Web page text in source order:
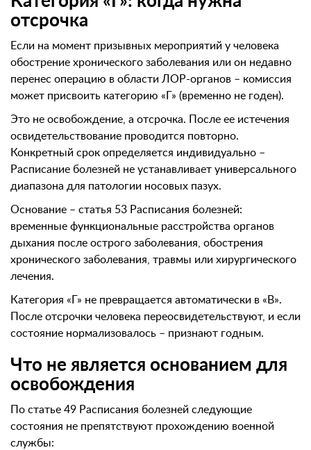
отсрочка
Если на момент призывных мероприятий у человека
обострение хронического заболевания или он недавно
перенес операцию в области ЛОР-органов – комиссия
может присвоить категорию «Г» (временно не годен).
Это не освобождение, а отсрочка. После ее истечения
освидетельствование проводится повторно.
Конкретный срок определяется индивидуально –
Расписание болезней не устанавливает универсального
диапазона для патологии носовых пазух.
Основание – статья 53 Расписания болезней:
временные функциональные расстройства органов
дыхания после острого заболевания, обострения
хронического заболевания, травмы или хирургического
лечения.
Категория «Г» не превращается автоматически в «В».
После отсрочки человека переосвидетельствуют, и если
состояние нормализовалось – признают годным.
Что не является основанием для
освобождения
По статье 49 Расписания болезней следующие
состояния не препятствуют прохождению военной
службы: